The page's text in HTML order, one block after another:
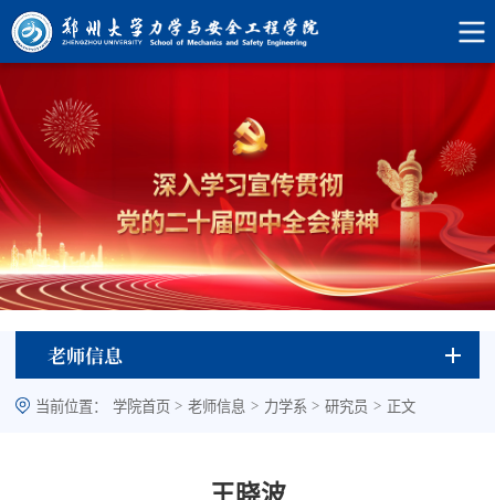
老师信息
当前位置： 学院首页 > 老师信息 > 力学系 > 研究员 > 正文